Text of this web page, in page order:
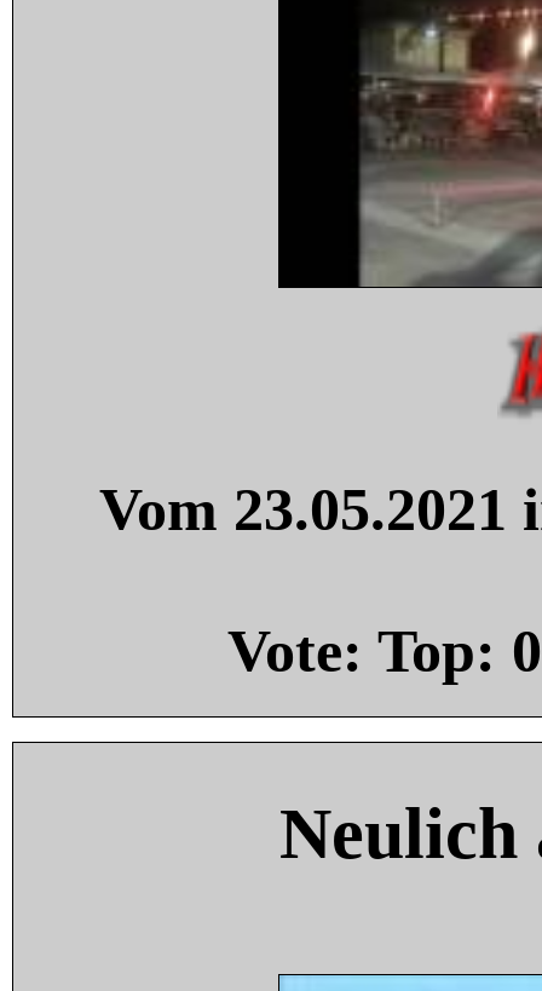
Vom
Vote: Top: 0
Neulich